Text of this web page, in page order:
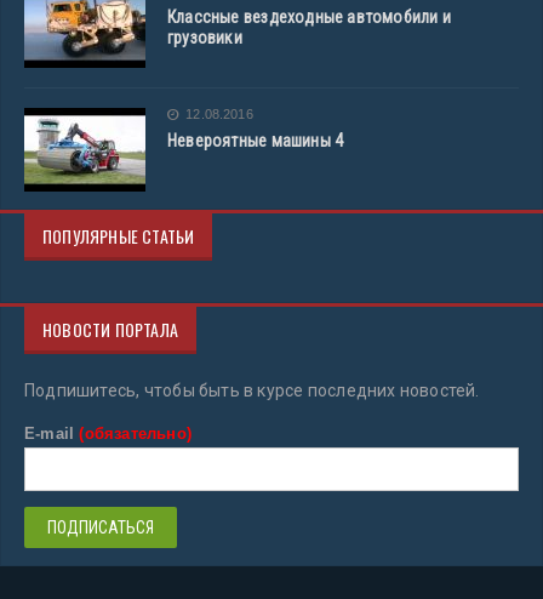
Классные вездеходные автомобили и
грузовики
12.08.2016
Невероятные машины 4
ПОПУЛЯРНЫЕ СТАТЬИ
НОВОСТИ ПОРТАЛА
Подпишитесь, чтобы быть в курсе последних новостей.
E-mail(обязательно)